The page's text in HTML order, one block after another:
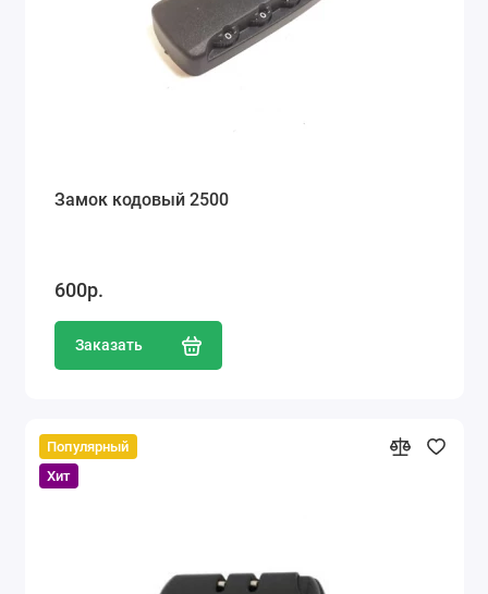
Замок кодовый 2500
600р.
Заказать
Популярный
Хит